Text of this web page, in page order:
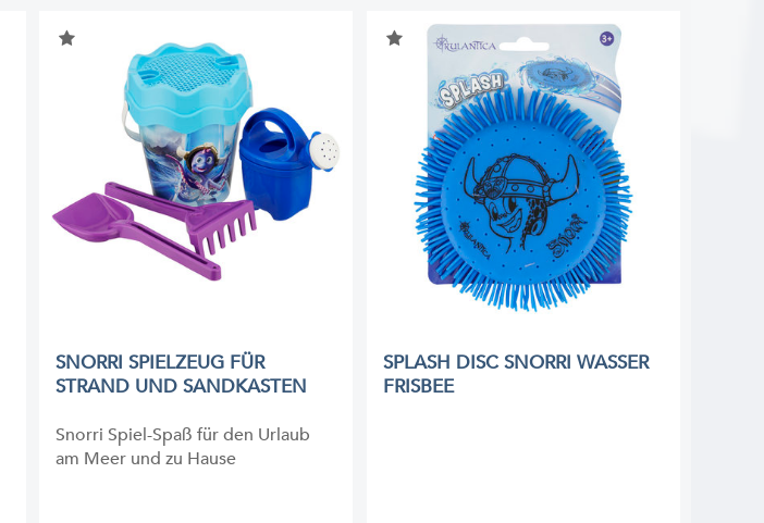
SNORRI SPIELZEUG FÜR
STRAND UND SANDKASTEN
Snorri Spiel-Spaß für den Urlaub
am Meer und zu Hause
SPLASH DISC SNORRI WASSER
FRISBEE